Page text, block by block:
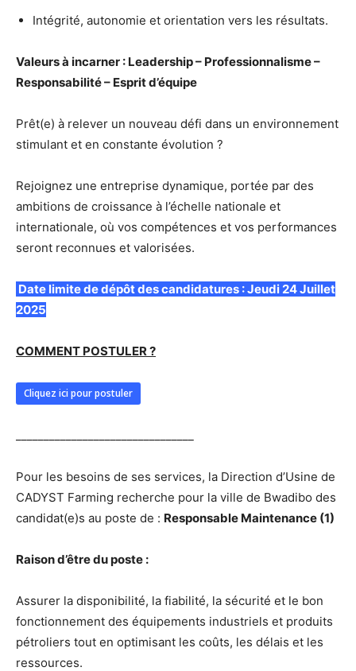
Intégrité, autonomie et orientation vers les résultats.
Valeurs à incarner : Leadership – Professionnalisme –
Responsabilité – Esprit d’équipe
Prêt(e) à relever un nouveau défi dans un environnement
stimulant et en constante évolution ?
Rejoignez une entreprise dynamique, portée par des
ambitions de croissance à l’échelle nationale et
internationale, où vos compétences et vos performances
seront reconnues et valorisées.
Date limite de dépôt des candidatures : Jeudi 24 Juillet
2025
COMMENT POSTULER ?
Cliquez ici pour postuler
Pour les besoins de ses services, la Direction d’Usine de
CADYST Farming recherche pour la ville de Bwadibo des
candidat(e)s au poste de : Responsable Maintenance (1)
Raison d’être du poste :
Assurer la disponibilité, la fiabilité, la sécurité et le bon
fonctionnement des équipements industriels et produits
pétroliers tout en optimisant les coûts, les délais et les
ressources.